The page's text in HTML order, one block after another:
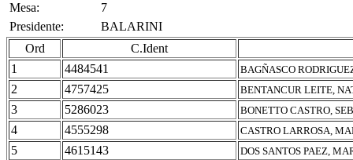
Mesa:
7
Presidente:
BALARINI
Ord
C.Ident
1
4484541 BAGÑASCO
2 4757425 BENTANCUR LEITE,
3 5286023 BONETTO CASTRO,
4 4555298 CASTRO LARROSA,
5 4615143 DOS SANTOS PAEZ,